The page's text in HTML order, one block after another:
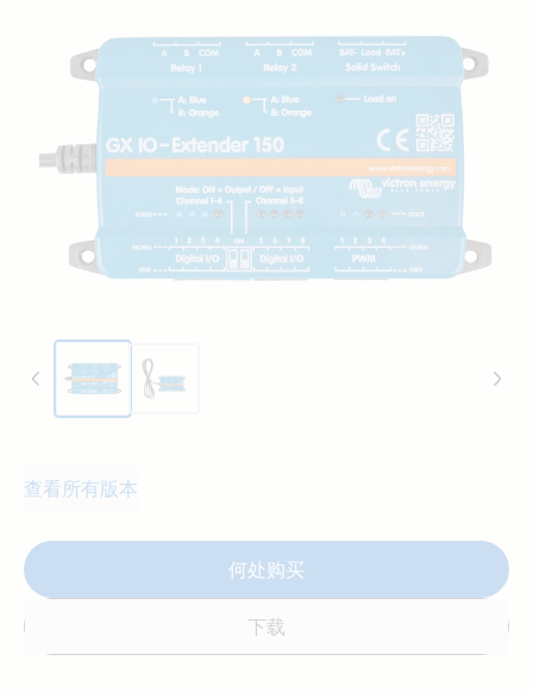
查看所有版本
何处购买
下载